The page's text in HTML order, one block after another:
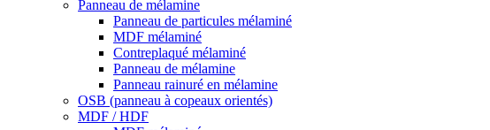
Panneau de mélamine
Panneau de particules mélaminé
MDF mélaminé
Contreplaqué mélaminé
Panneau de mélamine
Panneau rainuré en mélamine
OSB (panneau à copeaux orientés)
MDF / HDF